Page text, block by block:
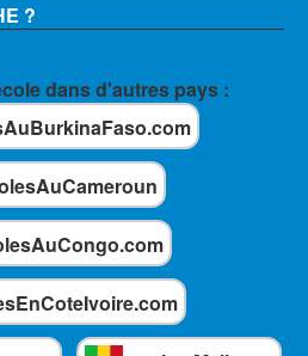
?
dans d'autres pays :